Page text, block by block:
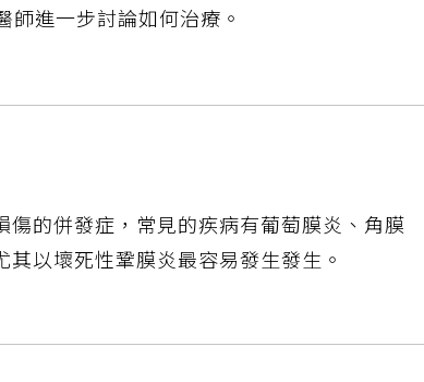
進一步討論如何治療。
的併發症，常見的疾病有葡萄膜炎、角膜
以壞死性鞏膜炎最容易發生發生。